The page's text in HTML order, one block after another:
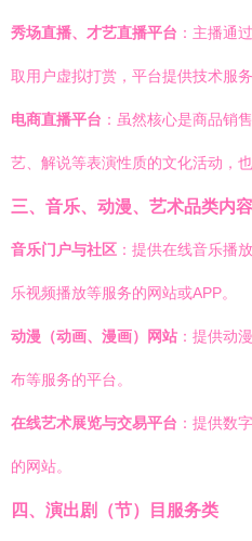
秀场直播、才艺直播平台 ：主播通
取用户虚拟打赏，平台提供技术服
电商直播平台 ：虽然核心是商品销
艺、解说等表演性质的文化活动，
三、音乐、动漫、艺术品类内
音乐门户与社区 ：提供在线音乐播
乐视频播放等服务的网站或APP。
动漫（动画、漫画）网站 ：提供动
布等服务的平台。
在线艺术展览与交易平台 ：提供数
的网站。
四、演出剧（节）目服务类